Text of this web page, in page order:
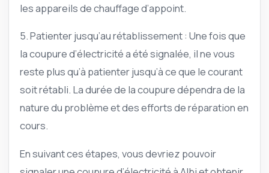
les appareils de chauffage d’appoint.
5. Patienter jusqu’au rétablissement : Une fois que
la coupure d’électricité a été signalée, il ne vous
reste plus qu’à patienter jusqu’à ce que le courant
soit rétabli. La durée de la coupure dépendra de la
nature du problème et des efforts de réparation en
cours.
En suivant ces étapes, vous devriez pouvoir